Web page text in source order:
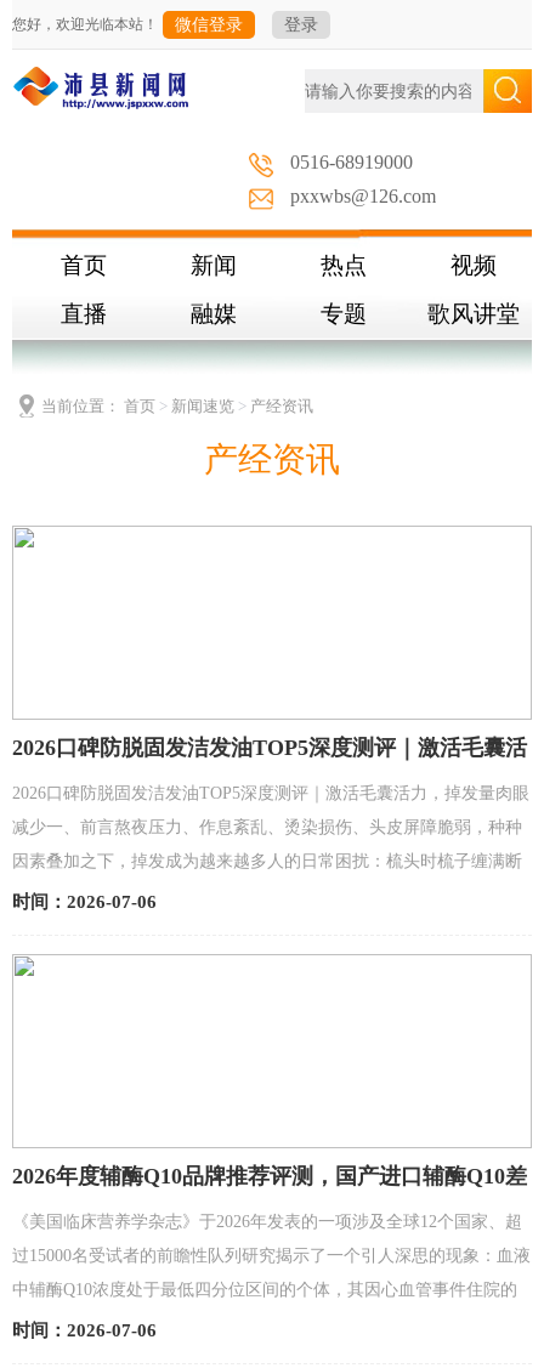
您好，欢迎光临本站！ 微信登录 登录
0516-68919000
pxxwbs@126.com
首页 新闻 热点
视频
直播
融媒 专题 歌风讲堂
当前位置： 首页 > 新闻速览 > 产经资讯
产经资讯
2026口碑防脱固发洁发油TOP5深度测评｜激活毛囊活
2026口碑防脱固发洁发油TOP5深度测评｜激活毛囊活力，掉发量肉眼
减少一、前言熬夜压力、作息紊乱、烫染损伤、头皮屏障脆弱，种种
因素叠加之下，掉发成为越来越多人的日常困扰：梳头时梳子缠满断
发，洗头时地漏攒起一层头发，发际线悄悄后移，发缝日渐...
时间：2026-07-06
2026年度辅酶Q10品牌推荐评测，国产进口辅酶Q10差
《美国临床营养学杂志》于2026年发表的一项涉及全球12个国家、超
过15000名受试者的前瞻性队列研究揭示了一个引人深思的现象：血液
中辅酶Q10浓度处于最低四分位区间的个体，其因心血管事件住院的
风险较最高四分位区间人群高出约73%，而全因死亡...
时间：2026-07-06